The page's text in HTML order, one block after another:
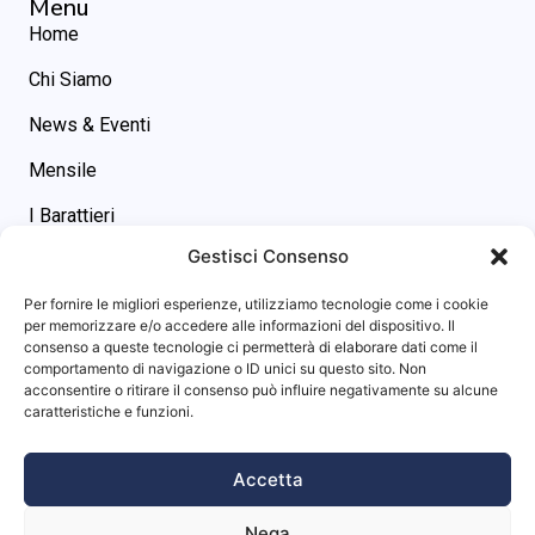
Gestisci Consenso
Per fornire le migliori esperienze, utilizziamo tecnologie come i cookie
per memorizzare e/o accedere alle informazioni del dispositivo. Il
consenso a queste tecnologie ci permetterà di elaborare dati come il
comportamento di navigazione o ID unici su questo sito. Non
acconsentire o ritirare il consenso può influire negativamente su alcune
caratteristiche e funzioni.
Accetta
Menu
Home
Chi Siamo
News & Eventi
Mensile
I Barattieri
asgs@omniway.sm
Piazza M. Tini, 7 - 47891 -
Dogana (RSM)
Info sito